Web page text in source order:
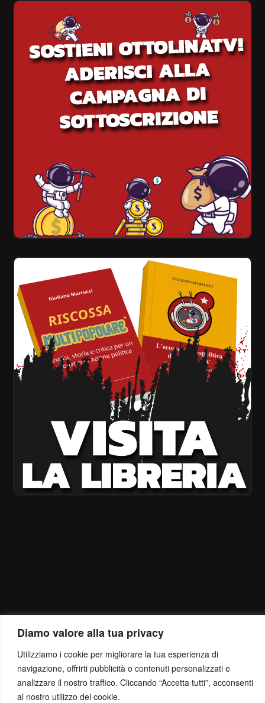
Diamo valore alla tua privacy
Utilizziamo i cookie per migliorare la tua esperienza di
navigazione, offrirti pubblicità o contenuti personalizzati e
analizzare il nostro traffico. Cliccando “Accetta tutti”, acconsenti
al nostro utilizzo dei cookie.